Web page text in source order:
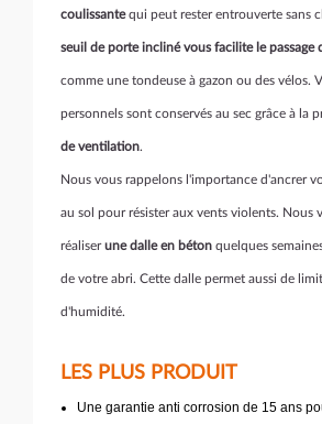
coulissantequi peut rester entrouverte sans
seuil de porte incliné vous facilite le passage
comme une tondeuse à gazon ou des vélos.
personnels sont conservés au sec grâce à la
de ventilation.
Nous vous rappelons l'importance d'ancrer
au sol pour résister aux vents violents. Nous
réaliserune dalle en béton quelques
de votre abri. Cette dalle permet aussi de
d'humidité.
LES PLUS PRODUIT
Une garantie anti corrosion de 15 ans